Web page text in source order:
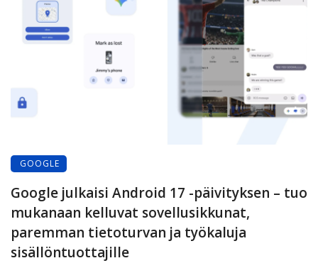
GOOGLE
Google julkaisi Android 17 -päivityksen – tuo
mukanaan kelluvat sovellusikkunat,
paremman tietoturvan ja työkaluja
sisällöntuottajille